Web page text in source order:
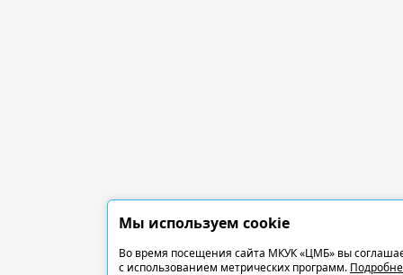
Мы используем cookie
Во время посещения сайта МКУК «ЦМБ» вы
с использованием метрических программ.